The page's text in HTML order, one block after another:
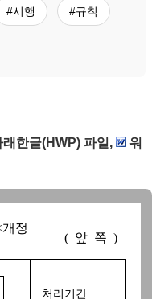
#시행 #규칙
래한글(HWP) 파일,
워
정
(앞쪽)
처리기간